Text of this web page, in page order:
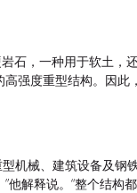
石，一种用于软土，
强度重型结构。因此
机械、建筑设备及钢
解释说。“整个结构